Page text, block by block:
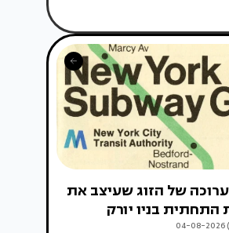
של הזוג שעיצב את
בניו יורק
04-08-2026